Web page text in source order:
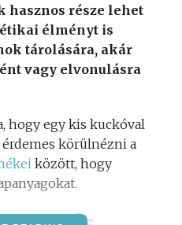
hasznos része lehet
élményt is
tárolására, akár
vagy elvonulásra
hogy egy kis kuckóval
érdemes körülnézni a
között, hogy